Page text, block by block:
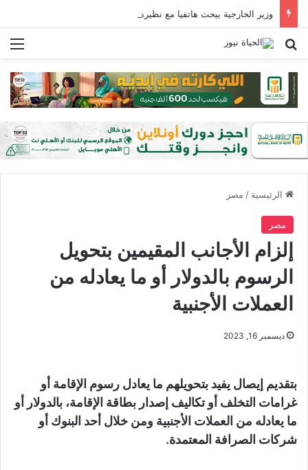
بحث عن
الرئيسية / مصر
مصر
إلزام الأجانب المقيمين بتحويل
الرسوم بالدولار أو ما يعادله من
العملات الأجنبية
ديسمبر 16, 2023
بتقديم إيصال يفيد بتحويلهم ما يعادل رسوم الإقامة أو
غرامات التخلف أو تكاليف إصدار بطاقة الإقامة، بالدولار أو
ما يعادله من العملات الأجنبية ومن خلال أحد البنوك أو
شركات الصرافة المعتمدة.